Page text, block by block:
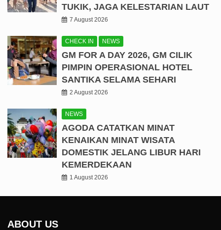
TUKIK, JAGA KELESTARIAN LAUT
7 August 2026
CHECK IN NEWS
GM FOR A DAY 2026, GM CILIK
PIMPIN OPERASIONAL HOTEL
SANTIKA SELAMA SEHARI
2 August 2026
NEWS
AGODA CATATKAN MINAT
KENAIKAN MINAT WISATA
DOMESTIK JELANG LIBUR HARI
KEMERDEKAAN
1 August 2026
ABOUT US